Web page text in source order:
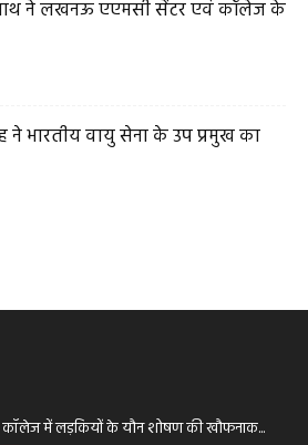
ने लखनऊ एएमसी सेंटर एवं कॉलेज के
ने भारतीय वायु सेना के उप प्रमुख का
में लड़कियों के यौन शोषण की खौफनाक...